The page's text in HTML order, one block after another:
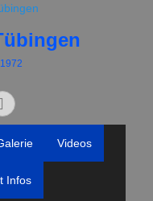
Videos
Infos